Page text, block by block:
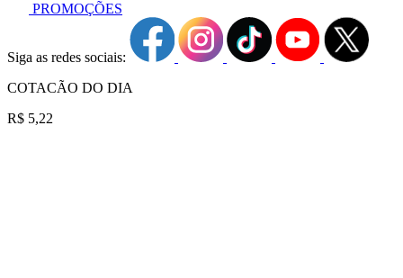
PROMOÇÕES
Siga as redes sociais:
COTACÃO DO DIA
R$ 5,22